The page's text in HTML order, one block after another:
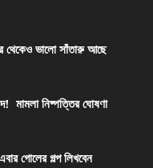
থেকেও ভালো সাঁতারু আছে
মামলা নিষ্পত্তির ঘোষণা
গোলের গল্প লিখবেন